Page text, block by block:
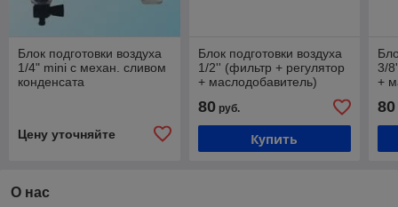
Блок подготовки воздуха
1/4" mini с механ. сливом
конденсата
Цену уточняйте
Блок подготовки воздуха
1/2'' (фильтр + регулятор
+ маслодобавитель)
80руб.
Купить
3/
+
80
О нас